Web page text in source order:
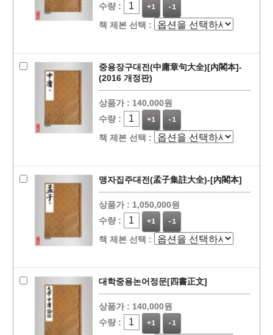
수량 :
+1 -1
책 제본 선택 :
중용장구대전(中庸章句大全)[內閣本]-
(2016 개정판)
상품가 : 140,000원
수량 :
+1 -1
책 제본 선택 :
맹자집주대전(孟子集註大全)-[內閣本]
상품가 : 1,050,000원
수량 :
+1 -1
책 제본 선택 :
대학중용논어정문[四書正文]
상품가 : 140,000원
수량 :
+1 -1